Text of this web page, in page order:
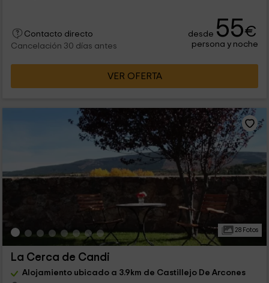
Contacto directo
Cancelación 30 días antes
desde 55€
persona y noche
VER OFERTA
28 Fotos
La Cerca de Candi
Alojamiento ubicado a 3.9km de Castillejo De Arcones